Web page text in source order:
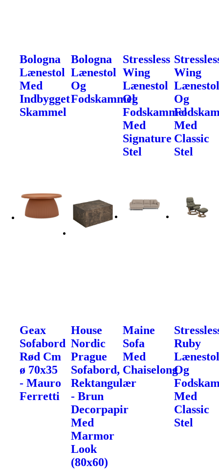
Bologna
Lænestol
Med
Indbygget
Skammel
Bologna
Lænestol
Og
Fodskammel
Stressless
Wing
Lænestol
Og
Fodskammel
Med
Signature
Stel
Wing
Og
Med
Classic
Stel
Geax
Sofabord
Rød Cm
ø 70x35
- Mauro
Ferretti
House
Nordic
Prague
Sofabord,
Rektangulær
- Brun
Decorpapir
Med
Marmor
Look
(80x60)
Maine
Sofa
Med
Chaiselong
Ruby
Og
Med
Classic
Stel